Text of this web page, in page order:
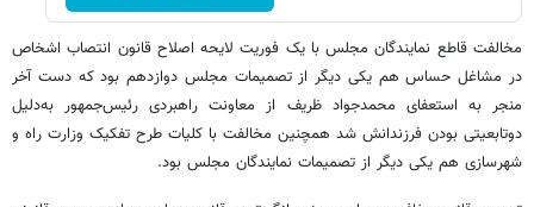
مخالفت قاطع نمایندگان مجلس با یک فوریت لایحه اصلاح قانون انتصاب اشخاص
در مشاغل حساس هم یکی دیگر از تصمیمات مجلس دوازدهم بود که دست آخر
منجر به استعفای محمدجواد ظریف از معاونت راهبردی رئیس‌جمهور به‌دلیل
دوتابعیتی بودن فرزندانش شد همچنین مخالفت با کلیات طرح تفکیک وزارت راه و
شهرسازی هم یکی دیگر از تصمیمات نمایندگان مجلس بود.